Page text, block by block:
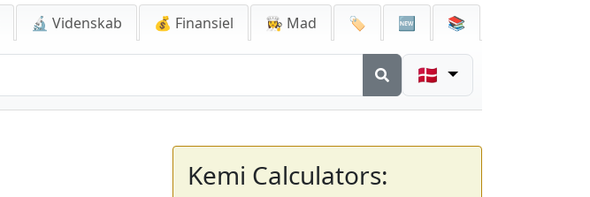
🔬 Videnskab 💰 Finansiel 👩‍🍳 Mad 🏷️ 🆕 📚
🇩🇰
Kemi Calculators: